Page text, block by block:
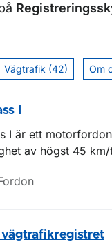
Vägtrafik (42) Om
I
I är ett
av högst 45 km/
vägtrafikregistret